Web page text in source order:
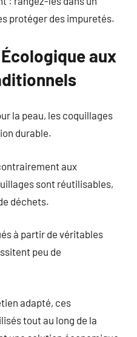
protéger des impuretés.
aux
la peau, les coquillages
durable.
aux
sont réutilisables,
déchets.
à partir de véritables
peu de
adapté, ces
tout au long de la